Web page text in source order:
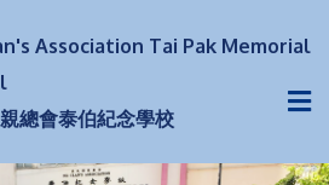
Association Tai Pak Memorial
總會泰伯紀念學校